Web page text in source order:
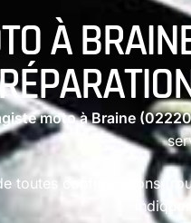
À
moto à Braine
toutes configurations